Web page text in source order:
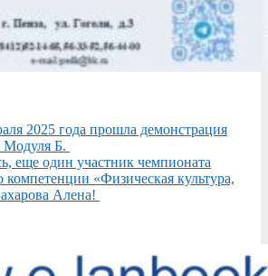
2025 года прошла демонстрация
Модуля Б.
еще один участник чемпионата
«Физическая культура,
Алена!